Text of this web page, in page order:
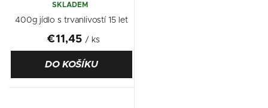
SKLADEM
€11,45 / ks
DO KOŠÍKU
400g jídlo s trvanlivostí 15 let